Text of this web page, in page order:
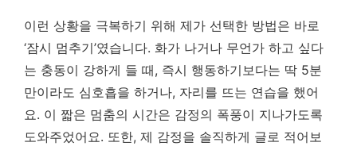
이런 상황을 극복하기 위해 제가 선택한 방법은 바로
‘잠시 멈추기’였습니다. 화가 나거나 무언가 하고 싶다
는 충동이 강하게 들 때, 즉시 행동하기보다는 딱 5분
만이라도 심호흡을 하거나, 자리를 뜨는 연습을 했어
요. 이 짧은 멈춤의 시간은 감정의 폭풍이 지나가도록
도와주었어요. 또한, 제 감정을 솔직하게 글로 적어보